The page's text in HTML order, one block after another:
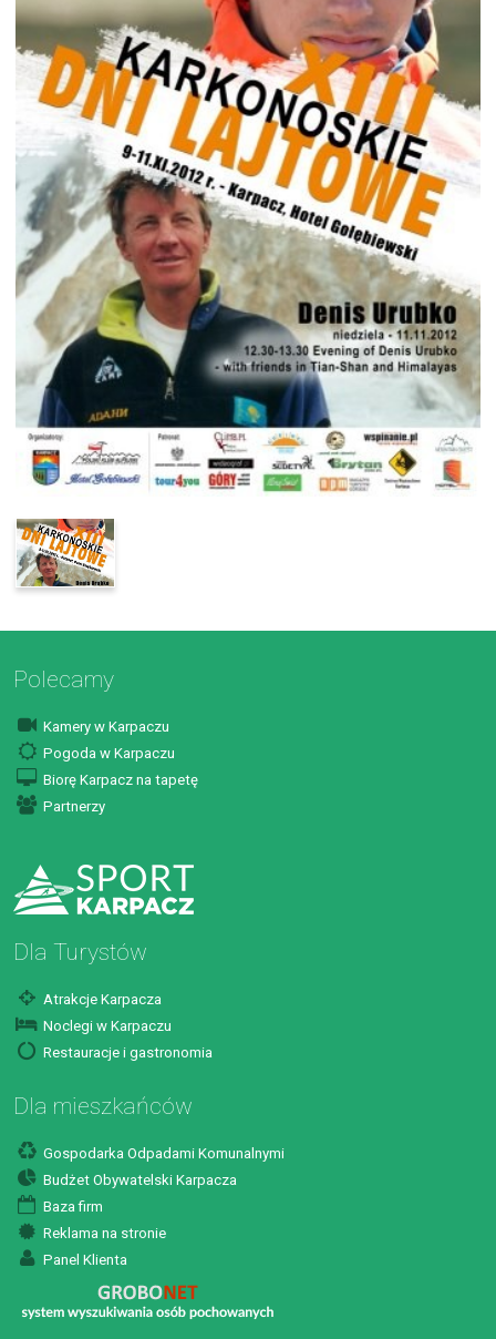
Polecamy
Kamery w Karpaczu
Pogoda w Karpaczu
Biorę Karpacz na tapetę
Partnerzy
Dla Turystów
Atrakcje Karpacza
Noclegi w Karpaczu
Restauracje i gastronomia
Dla mieszkańców
Gospodarka Odpadami Komunalnymi
Budżet Obywatelski Karpacza
Baza firm
Reklama na stronie
Panel Klienta